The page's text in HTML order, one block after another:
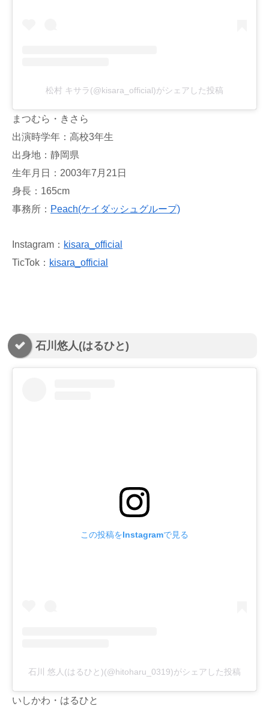
松村 キサラ(@kisara_official)がシェアした投稿
まつむら・きさら
出演時学年：高校3年生
出身地：静岡県
生年月日：2003年7月21日
身長：165cm
事務所： Peach(ケイダッシュグループ)
Instagram： kisara_official
TicTok： kisara_official
石川悠人(はるひと)
この投稿をInstagramで見る
石川 悠人(はるひと)(@hitoharu_0319)がシェアした投稿
いしかわ・はるひと